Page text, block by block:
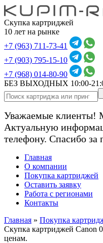
Скупка картриджей
10 лет на рынке
+7 (963) 711-73-41
+7 (903) 795-15-10
+7 (968) 014-80-90
БЕЗ ВЫХОДНЫХ 10:00-
Уважаемые клиенты!
Актуальную
телефону. Спасибо за
Главная
О компании
Покупка картриджей
Оставить заявку
Работа с регионами
Контакты
Главная » Покупка
Скупка картриджей Canon
ценам.